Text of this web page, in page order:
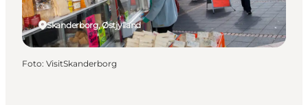
Skanderborg, Østjylland
Foto: VisitSkanderborg